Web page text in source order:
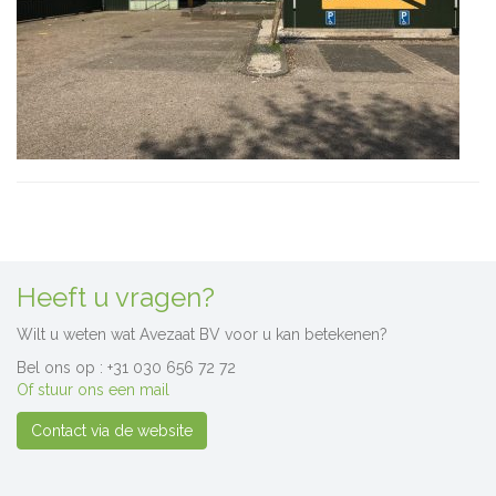
Heeft u vragen?
Wilt u weten wat Avezaat BV voor u kan betekenen?
Bel ons op : +31 030 656 72 72
Of stuur ons een mail
Contact via de website